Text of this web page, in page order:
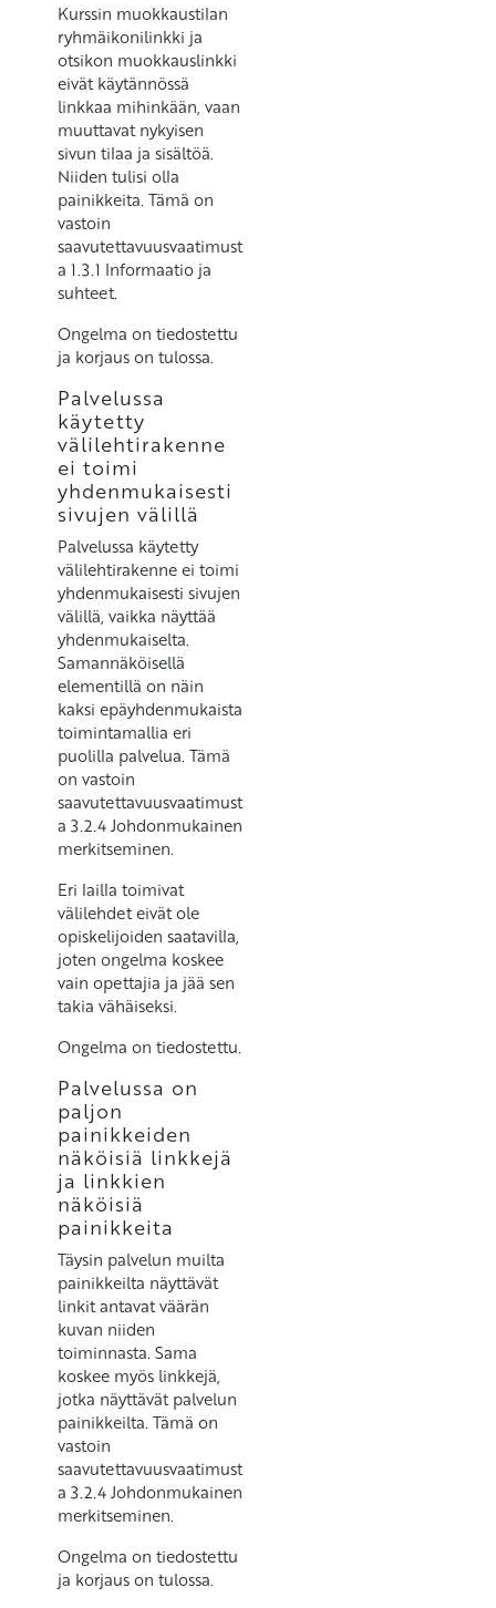
Kurssin muokkaustilan
ryhmäikonilinkki ja
otsikon muokkauslinkki
eivät käytännössä
linkkaa mihinkään, vaan
muuttavat nykyisen
sivun tilaa ja sisältöä.
Niiden tulisi olla
painikkeita. Tämä on
vastoin
saavutettavuusvaatimust
a 1.3.1 Informaatio ja
suhteet.
Ongelma on tiedostettu
ja korjaus on tulossa.
Palvelussa
käytetty
välilehtirakenne
ei toimi
yhdenmukaisesti
sivujen välillä
Palvelussa käytetty
välilehtirakenne ei toimi
yhdenmukaisesti sivujen
välillä, vaikka näyttää
yhdenmukaiselta.
Samannäköisellä
elementillä on näin
kaksi epäyhdenmukaista
toimintamallia eri
puolilla palvelua. Tämä
on vastoin
saavutettavuusvaatimust
a 3.2.4 Johdonmukainen
merkitseminen.
Eri lailla toimivat
välilehdet eivät ole
opiskelijoiden saatavilla,
joten ongelma koskee
vain opettajia ja jää sen
takia vähäiseksi.
Ongelma on tiedostettu.
Palvelussa on
paljon
painikkeiden
näköisiä linkkejä
ja linkkien
näköisiä
painikkeita
Täysin palvelun muilta
painikkeilta näyttävät
linkit antavat väärän
kuvan niiden
toiminnasta. Sama
koskee myös linkkejä,
jotka näyttävät palvelun
painikkeilta. Tämä on
vastoin
saavutettavuusvaatimust
a 3.2.4 Johdonmukainen
merkitseminen.
Ongelma on tiedostettu
ja korjaus on tulossa.